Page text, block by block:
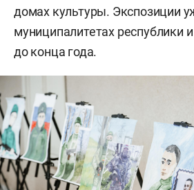
домах культуры. Экспозиции
муниципалитетах республики
до конца года.